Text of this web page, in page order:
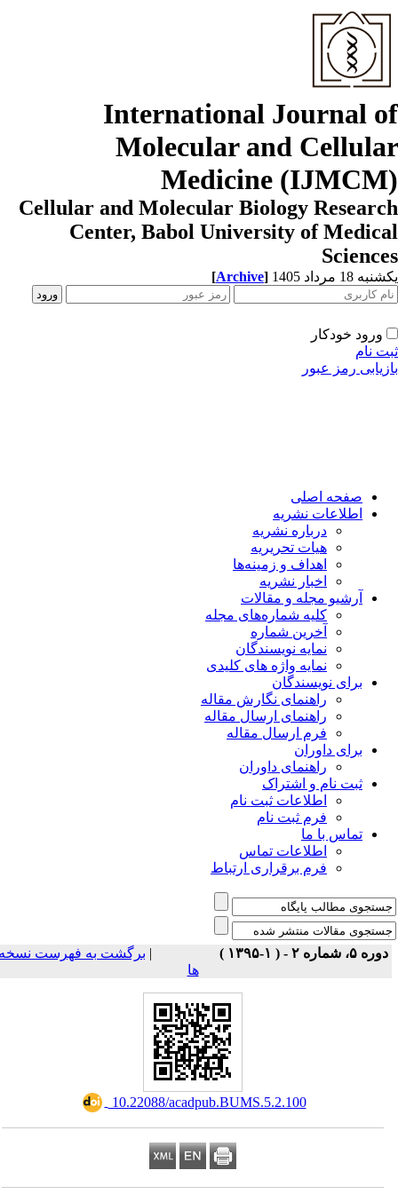
International Journal
Molecular and
Medicine
Cellular and Molecular Biology
Center, Babol University of
18 مرداد 1405 [Archive]
ورود خودکار
نام
رمز عبور
صفحه اصلی
اطلاعات نشریه
درباره نشریه
هیات تحریریه
اهداف و زمینه‌ها
اخبار نشریه
آرشیو مجله و مقالات
کلیه شماره‌های مجله
آخرین شماره
نمایه نویسندگان
نمایه واژه های کلیدی
برای نویسندگان
راهنمای نگارش مقاله
راهنمای ارسال مقاله
فرم ارسال مقاله
برای داوران
راهنمای داوران
ثبت نام و اشتراک
اطلاعات ثبت نام
فرم ثبت نام
تماس با ما
اطلاعات تماس
فرم برقراری ارتباط
دوره ۵، شماره ۲ - ( ۱-۱۳۹۵ )
برگشت به فهرست نسخه
ها
‎ 10.22088/acadpub.BUMS.5.2.100